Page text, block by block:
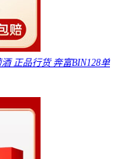
正品行货 奔富BIN128单